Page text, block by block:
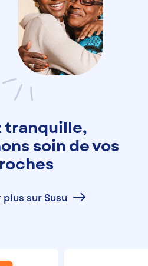
tranquille,
soin de vos
plus sur Susu